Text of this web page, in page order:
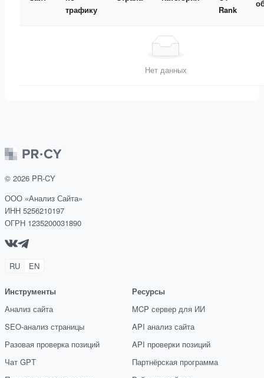
трафику
Rank
Нет данных
© 2026 PR-CY
ООО «Анализ Сайта»
ИНН 5256210197
ОГРН 1235200031890
RU EN
Инструменты
Анализ сайта
SEO-анализ страницы
Разовая проверка позиций
Чат GPT
Ресурсы
MCP сервер для ИИ
API анализ сайта
API проверки позиций
Партнёрская программа